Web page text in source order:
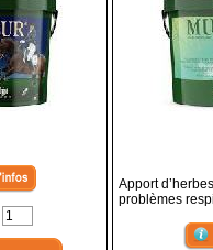
Apport
problèmes